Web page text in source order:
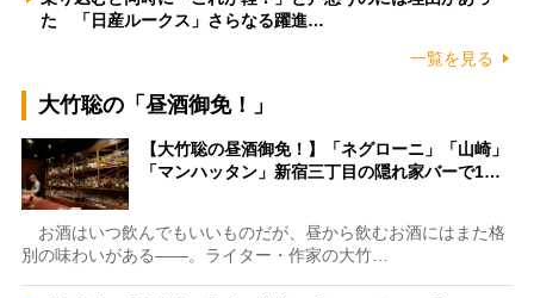
た 「日産ルークス」さらなる躍進…
一覧を見る
大竹聡の「昼酒御免！」
【大竹聡の昼酒御免！】「ネグローニ」「山崎」
「マンハッタン」新宿三丁目の隠れ家バーで1…
お酒はいつ飲んでもいいものだが、昼から飲むお酒にはまた格
別の味わいがある――。ライター・作家の大竹…